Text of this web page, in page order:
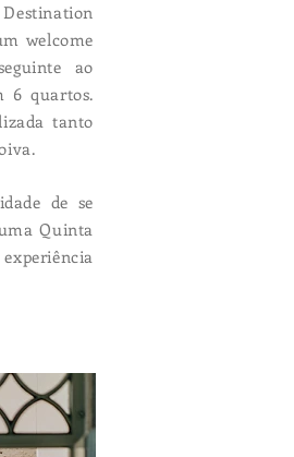
welcome
ao
6 quartos.
tanto
de se
Quinta